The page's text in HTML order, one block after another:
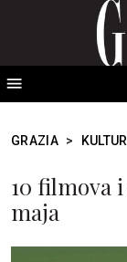
GRAZIA >
10 filmova
maja